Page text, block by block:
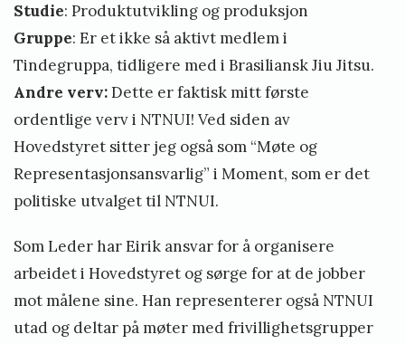
Studie: Produktutvikling og produksjon
Gruppe: Er et ikke så aktivt medlem i
Tindegruppa, tidligere med i Brasiliansk Jiu Jitsu.
Andre verv:Dette er faktisk mitt første
ordentlige verv i NTNUI! Ved siden av
Hovedstyret sitter jeg også som “Møte og
Representasjonsansvarlig” i Moment, som er det
politiske utvalget til NTNUI.
Som Leder har Eirik ansvar for å organisere
arbeidet i Hovedstyret og sørge for at de jobber
mot målene sine. Han representerer også NTNUI
utad og deltar på møter med frivillighetsgrupper